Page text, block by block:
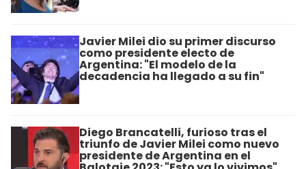
Javier Milei dio su primer discurso
como presidente electo de
Argentina: "El modelo de la
decadencia ha llegado a su fin"
Diego Brancatelli, furioso tras el
triunfo de Javier Milei como nuevo
presidente de Argentina en el